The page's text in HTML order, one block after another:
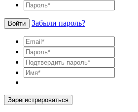
Войти Забыли пароль?
Зарегистрироваться